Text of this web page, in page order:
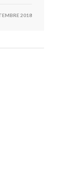
2018